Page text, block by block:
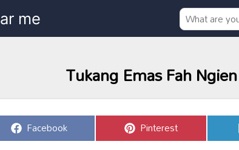
Tukang Emas Fah Ngien
Share
on
Facebook Share
on
Pinterest